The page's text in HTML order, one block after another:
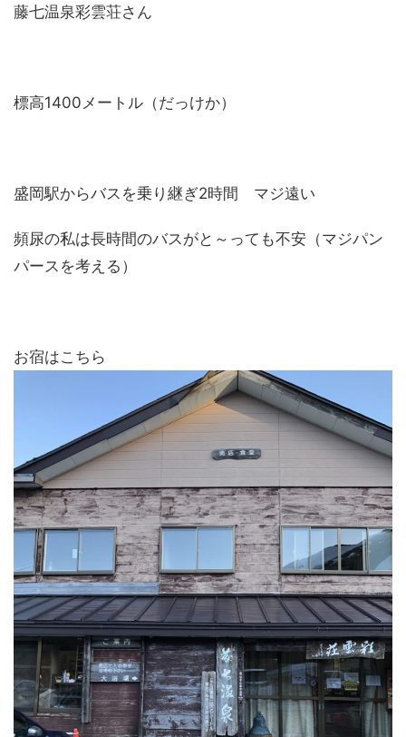
藤七温泉彩雲荘さん
標高1400メートル（だっけか）
盛岡駅からバスを乗り継ぎ2時間 マジ遠い
頻尿の私は長時間のバスがと～っても不安（マジパン
パースを考える）
お宿はこちら